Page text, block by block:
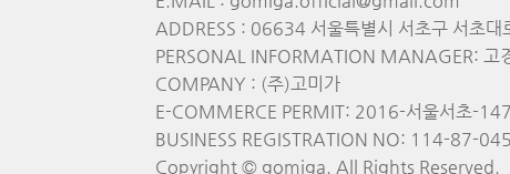
ADDRESS : 06634 서울특별시 서초구 서초
PERSONAL INFORMATION MANAGER:
COMPANY : (주)고미가
E-COMMERCE PERMIT: 2016-서울서초-
BUSINESS REGISTRATION NO: 114-87-
Copyright © gomiga. All Rights Reserved.